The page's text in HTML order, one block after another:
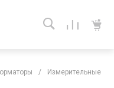
/ Измерительные